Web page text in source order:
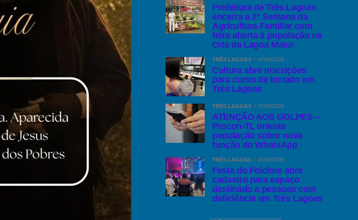
Prefeitura de Três Lagoas
encerra a 2ª Semana da
Agricultura Familiar com
feira aberta à população na
Orla da Lagoa Maior
TRÊS LAGOAS 07/08/2026
Cultura abre inscrições
para curso de teclado em
Três Lagoas
TRÊS LAGOAS 07/08/2026
ATENÇÃO AOS GOLPES –
Procon-TL orienta
população sobre nova
função do WhatsApp
TRÊS LAGOAS 07/08/2026
Festa do Folclore abre
cadastro para espaço
destinado a pessoas com
deficiência em Três Lagoas